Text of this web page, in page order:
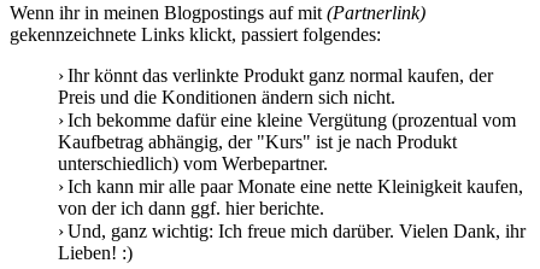
Wenn ihr in meinen Blogpostings auf mit (Partnerlink)
gekennzeichnete Links klickt, passiert folgendes:
Ihr könnt das verlinkte Produkt ganz normal kaufen, der
Preis und die Konditionen ändern sich nicht.
Ich bekomme dafür eine kleine Vergütung (prozentual vom
Kaufbetrag abhängig, der "Kurs" ist je nach Produkt
unterschiedlich) vom Werbepartner.
Ich kann mir alle paar Monate eine nette Kleinigkeit kaufen,
von der ich dann ggf. hier berichte.
Und, ganz wichtig: Ich freue mich darüber. Vielen Dank, ihr
Lieben! :)